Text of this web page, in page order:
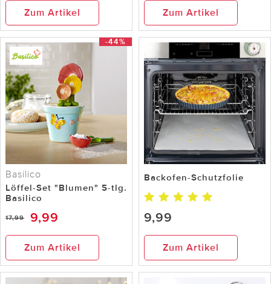
Zum Artikel Zum Artikel
-44%
Basilico
Löffel-Set "Blumen" 5-tlg.
Basilico
17,99 9,99
Zum Artikel
Backofen-Schutzfolie
9,99
Zum Artikel